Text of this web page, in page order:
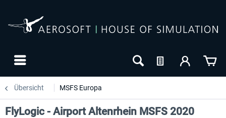
Übersicht MSFS Europa
FlyLogic - Airport Altenrhein MSFS 2020